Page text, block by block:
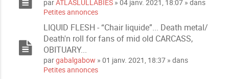
parATLASLULLABIES » 04 janv. 2021, 18:07 » dans
Petites annonces
LIQUID FLESH - “Chair liquide”... Death metal/
Death'n roll for fans of mid old CARCASS,
OBITUARY...
pargabalgabow » 01 janv. 2021, 18:37 » dans
Petites annonces